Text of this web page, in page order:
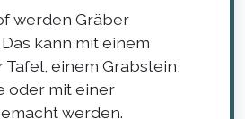
werden Gräber
kann mit einem
einem Grabstein,
oder mit einer
werden.